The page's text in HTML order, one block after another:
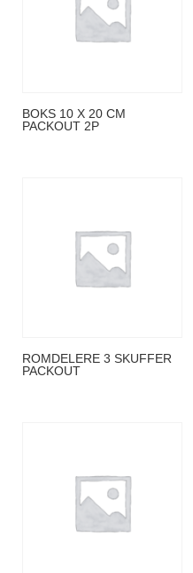
BOKS 10 X 20 CM
PACKOUT 2P
ROMDELERE 3 SKUFFER
PACKOUT